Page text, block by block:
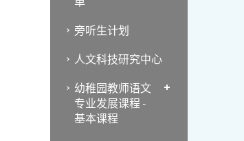
旁听生计划
人文科技研究中心
幼稚园教师语文
专业发展课程 -
基本课程